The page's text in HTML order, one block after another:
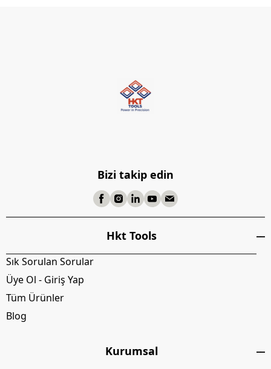
Bizi takip edin
Hkt Tools
Sık Sorulan Sorular
Üye Ol - Giriş Yap
Tüm Ürünler
Blog
Kurumsal